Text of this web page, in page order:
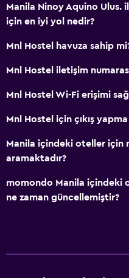
Manila Ninoy Aquino Ulus.
için en iyi yol nedir?
Mnl Hostel havuza sahip
Mnl Hostel iletişim
Mnl Hostel Wi-Fi erişimi
Mnl Hostel için çıkış
Manila içindeki oteller için
aramaktadır?
momondo Manila içindeki
ne zaman güncellemiştir?